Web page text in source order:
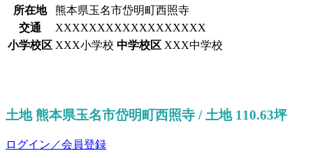
所在地
熊本県玉名市岱明町西照寺
交通
XXXXXXXXXXXXXXXXXX
小学校区 XXX小学校 中学校区 XXX中学校
土地 熊本県玉名市岱明町西照寺 / 土地 110.63坪
ログイン／会員登録